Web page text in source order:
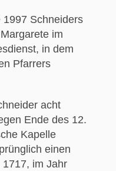
1997 Schneiders
im
in dem
Pfarrers
acht
Ende des 12.
Kapelle
einen
im Jahr